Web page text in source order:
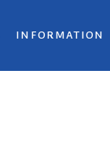
INFORMATION